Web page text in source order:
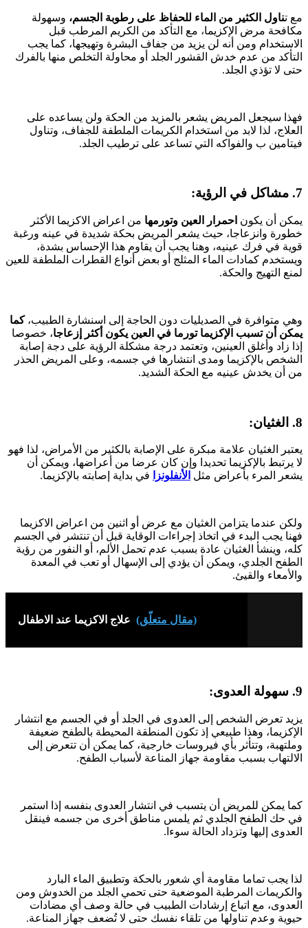
مع تناول الكثير من الماء للحفاظ على رطوبة الجسم، وسهولة
مكافحة مرض الإكزيما، مع التأكد من الكريم المرطب قبل
الاستخدام ومن أنه لن يزيد من جفاف البشرة وتهيجها، كما يجب
التأكد من عدم خدش القشور الجلد أو محاولة التخلص منها بالفرك
حتى لا تؤذي الجلد.
فهذا سيجعل المريض يشعر بالمزيد من الحكة ولن يساعده على
العلاج، لذا لابد من استخدام الكريمات الملطفة للجفاف، وتناول
فيتامين ب والفواكه التي تساعد على ترطيب الجلد.
7. مشاكل في الرؤية:
يمكن أن يكون احمرار العين وتورمها من اعراض الاكزيما الأكثر
خطورة وانزعاجا، حيث يشعر المريض بحكة شديدة في عينه ورغبة
قوية في فرك عينيه، وهنا يجب أن يقاوم هذا الإحساس بشدة،
ويستخدم كمادات الماء المثلج أو بعض أنواع القطرات الملطفة للعين
لمنع التهيج والحكة.
وهي متوافرة في الصديليات دون الحاجة إلى اسنشارة الطبيب،كما
يمكن أن تسبب الإكزيما تورما في العين يكون أكثر إزعاجا، خصوصا
إذا زاد وأغلق العينين، وتعتمد درجة مشكلة الرؤية على دجة إصابة
الشخص بالإكزيما ومدى انتشارها في جسمه، وعلى المريض الحذر
من أن يخدش عينيه مع الحكة الشديد.
8. الغثيان:
يعتبر الغثيان علامة مبكرة على الإصابة بالكثير من الأمراض، لذا فهو
لا يرتبط بالإكزيما تحديدا وإن كان عرضا من أعراضها، ويمكن أن
يشعر المرء بأعراض مثل الأنفلونزا في بداية إصابته بالإكزيما.
ولكن عندما يتزامن الغثيان مع عرض أو اثنين من اعراض الاكزيما
فهنا يجب البدء في اتخاذ إجراءات الوقاية قبل أن تنتشر في الجسم
كله، وينشأ الغثيان عادة بسبب عدم تحمل الألم، أو النفور من رؤية
الطفح الجلدي، ويمكن أن يؤدي إلى الإسهال أو تعب في المعدة
والأمعاء والقيئ.
(مقال متعلّق) علاج الاكزيما عند الاطفال
9. سهولة العدوى:
يزيد تعرض الشخص إلى العدوى في الجلد أو في الجسم مع انتشار
الإكزيما، وهذا طبيعي إذ تكون المنطقة المحيطة بالطفح ضعيفة
وملتهبة، وتتأثر بأي فيروسات خارجية، كما يمكن أن تتعرض إلى
الالتهاب بسبب مقاومة جهاز المناعة لأسباب الطفح.
كما يمكن للمريض أن يتسبب في انتشار العدوى بنفسه إذا استمر
في حك الطفح الجلدي ثم يلمس مناطق أخرى من جسمه فينقل
العدوى إليها وتزداد الحالة سوءا.
لذا يجب تماما مقاومة أي شعور بالحكة وتطبيق الماء البارد
والكريمات المرطبة الموضعية حتى تحمي الجلد من الخدوش ومن
العدوى، مع اتباع إرشادات الطبيب في حالة وصف أي مضادات
حيوية وعدم تناولها من تلقاء نفسك حتى لا تُضعف جهاز المناعة.